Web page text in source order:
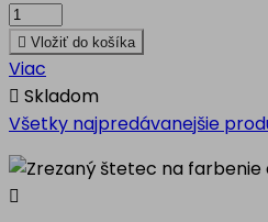
 Vložiť do košíka
Viac
 Skladom
Všetky najpredávanejšie
